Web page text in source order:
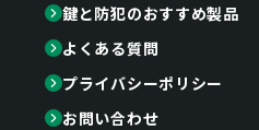
鍵と防犯のおすすめ製品
よくある質問
プライバシーポリシー
お問い合わせ